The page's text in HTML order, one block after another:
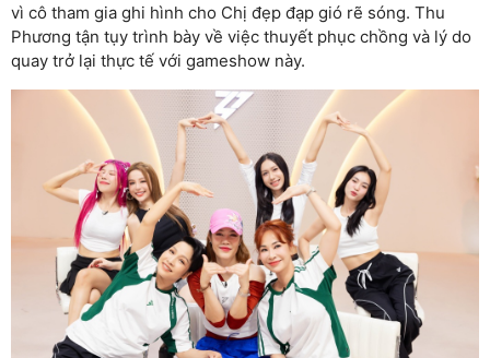
vì cô tham gia ghi hình cho Chị đẹp đạp gió rẽ sóng. Thu
Phương tận tụy trình bày về việc thuyết phục chồng và lý do
quay trở lại thực tế với gameshow này.